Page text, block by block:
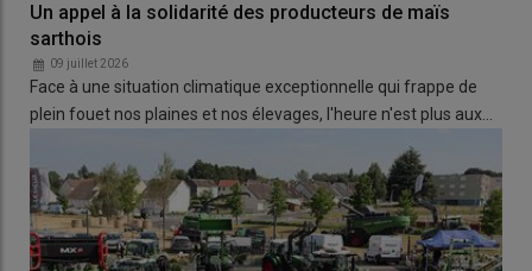
Un appel à la solidarité des producteurs de maïs
sarthois
09 juillet 2026
Face à une situation climatique exceptionnelle qui frappe de
plein fouet nos plaines et nos élevages, l'heure n'est plus aux…